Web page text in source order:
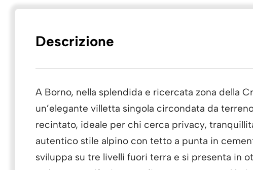
commerciale
Superficie
esclusivo
827
m
Descrizione
A Borno, nella splendida e ricercata zona della
un’elegante villetta singola circondata da
recintato, ideale per chi cerca privacy,
autentico stile alpino con tetto a punta in
sviluppa su tre livelli fuori terra e si presenta in